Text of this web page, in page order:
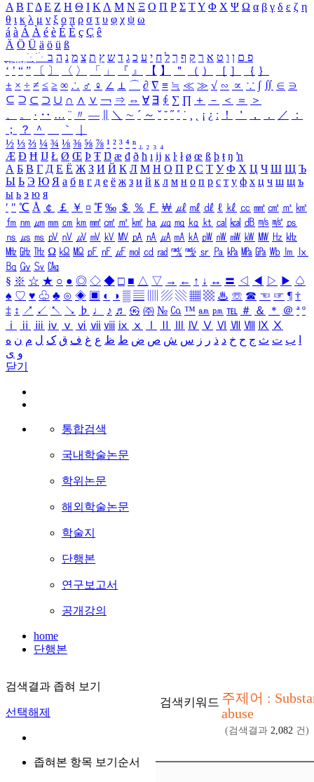
Α Β ΓΔ Ε Ζ Η Θ Ι ΚΛ Μ Ν Ξ Ο Π Ρ Σ ΤΥ Φ Χ Ψ Ω α β γ δ ε ζ η
θ ι κ λ μ ν ξ ο π ρ σ τ υ φ χ ψ ω
á à Á À é è É È ç Ç ê
Ä Ö Ü ä ö ü ß
ִֶֹ ֻּ ׁׂ פ ם ן ו ט א ר ק ף ך ל ח י ע כ ג ד ש ץ ת צ מ נ ה ב
‘ ’ “ ” 〔 〕 〈 〉 「 」 『 』 【 】 ＂ （ ） ［ ］ ｛ ｝
± × ÷ ≠ ≤ ≥ ∞ ∴ ♂ ♀ ∠ ⊥ ⌒ ∂ ∇ ≡ ≒ ≪ ≫ √ ∽ ∝ ∵ ∫ ∬ ∈ ∋
⊆ ⊇ ⊂ ⊃ ∪ ∩ ∧ ∨ ￢ ⇒ ⇔ ∀ ∃ ∮ ∑ ∏ ＋ － ＜ ＝
＞
、
。 · ‥ … ¨ 〃 ― ＼ ∼ ´ ～ ˇ ˘ ˝ ˚ ˙ ¸ ¡ ¿ ː ！ ＇ ， ． ／
：
；
？ ＾ ｀
½ ⅓ ⅔ ¼ ¾ ⅛ ⅜ ⅝ ⅞ ¹ ² ³ ⁴ ⁿ ₁ ₂ ₃ ₄
Æ Ð Ħ Ĳ Ł Ø Œ Þ Ŧ Ŋ æ đ ð ħ ı ĳ ĸ ŀ ł ø œ ß þ ŧ ŋ ŉ
А Б В Г Д Е Ё Ж З И Й К Л М Н О П Р С Т У Ф Х Ц Ч Ш Щ Ъ
Ы Ь Э Ю Я а б в г д е ё ж з и й к л м н о п р с т у ф х ц ч ш щ ъ
ы ь э ю я
′ ″ ℃ Å ￠ ￡ ￥ ¤ ℉ ‰ ＄ ％ Ｆ ￦ ㎕ ㎖ ㎗ ℓ ㎘ ㏄ ㎣ ㎤ ㎥ ㎦
㎙ ㎚ ㎛ ㎜ ㎝ ㎞ ㎟ ㎠ ㎡ ㎢ ㏊ ㎍ ㎎ ㎏ ㏏ ㎈ ㎉ ㏈ ㎧ ㎨ ㎰
㎱ ㎲ ㎳ ㎴ ㎵ ㎶ ㎷ ㎸ ㎹ ㎀ ㎁ ㎂ ㎃ ㎄ ㎺ ㎻ ㎽ ㎾ ㎿ ㎐ ㎑
㎒ ㎓ ㎔ Ω ㏀ ㏁ ㎊ ㎋ ㎌ ㏖ ㏅ ㎭ ㎮ ㎯ ㏛ ㎩ ㎪ ㎫ ㎬ ㏝ ㏐
㏓
㏃ ㏉ ㏜ ㏆
§ ※ ☆ ★ ○ ● ◎ ◇ ◆ □ ■ △ ▽ → ← ↑ ↓ ↔ 〓 ◁ ◀ ▷ ▶ ♤
♠ ♡ ♥ ♧ ♣ ⊙ ◈ ▣ ◐ ◑ ▒ ▤ ▨ ▧ ▦ ▩ ♨ ☏ ☎ ☜ ☞ ¶ †
‡ ↕ ↗ ↙ ↖ ↘ ♭ ♩ ♪ ♬ ㉿ ㈜ № ㏇ ™ ㏂ ㏘ ℡ ＃ ＆ ＊ ＠ ª º
ⅰ
ⅱ ⅲ ⅳ ⅴ ⅵ ⅶ ⅷ ⅸ ⅹ Ⅳ Ⅴ Ⅵ Ⅶ Ⅷ Ⅸ Ⅹ
ب ت ث ج ح خ د ذ ر ز س ش ص ض ط ظ ع غ ف ق ک ل م ن ه
و ی
닫기
통합검색
국내학술논문
학위논문
해외학술논문
학술지
단행본
연구보고서
공개강의
home
단행본
검색결과 좁혀 보기
선택해제
좁혀본 항목 보기순서
검색키워드 주제어 :
abuse
(검색결과 2,082 건)